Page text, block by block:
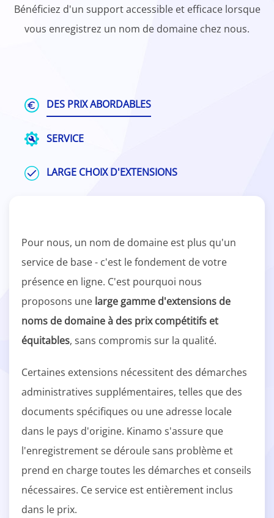
Bénéficiez d'un support accessible et efficace lorsque
vous enregistrez un nom de domaine chez nous.
DES PRIX ABORDABLES
SERVICE
LARGE CHOIX D'EXTENSIONS
Pour nous, un nom de domaine est plus qu'un
service de base - c'est le fondement de votre
présence en ligne. C'est pourquoi nous
proposons une large gamme d'extensions de
noms de domaine à des prix compétitifs et
équitables, sans compromis sur la qualité.
Certaines extensions nécessitent des démarches
administratives supplémentaires, telles que des
documents spécifiques ou une adresse locale
dans le pays d'origine. Kinamo s'assure que
l'enregistrement se déroule sans problème et
prend en charge toutes les démarches et conseils
nécessaires. Ce service est entièrement inclus
dans le prix.